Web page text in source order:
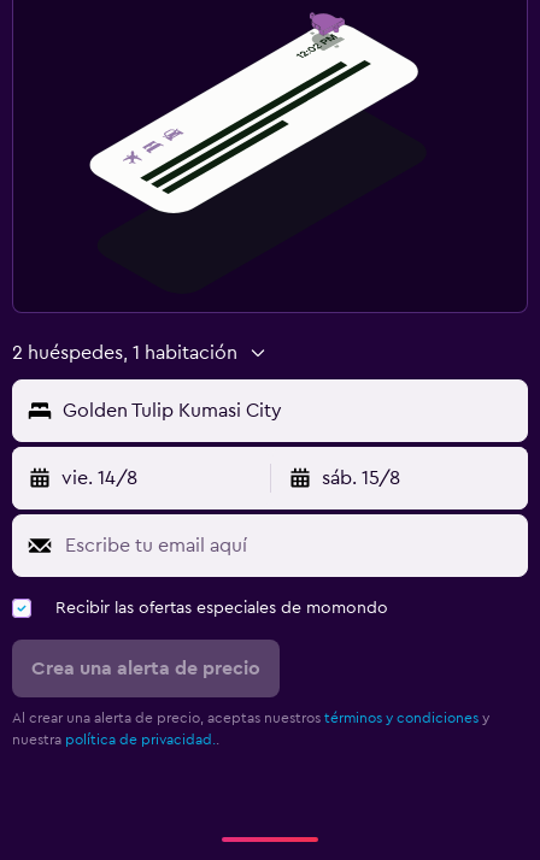
2 huéspedes, 1 habitación
Golden Tulip Kumasi City
vie. 14/8 sáb. 15/8
Recibir las ofertas especiales de momondo
Crea una alerta de precio
Al crear una alerta de precio, aceptas nuestros términos y condiciones y
nuestra política de privacidad.